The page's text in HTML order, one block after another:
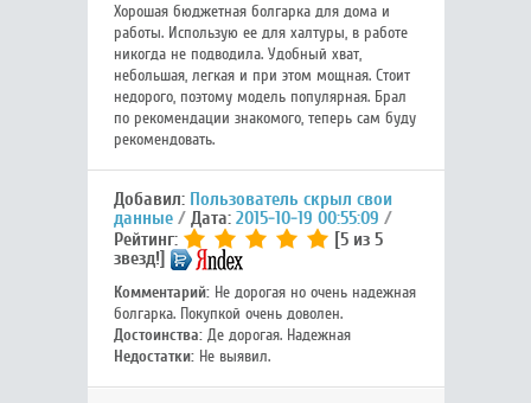
Хорошая бюджетная болгарка для дома и
работы. Использую ее для халтуры, в работе
никогда не подводила. Удобный хват,
небольшая, легкая и при этом мощная. Стоит
недорого, поэтому модель популярная. Брал
по рекомендации знакомого, теперь сам буду
рекомендовать.
Добавил: Пользователь скрыл свои
данные Дата: 2015-10-19 00:55:09
Рейтинг:
[5 из 5
звезд!]
Комментарий:Не дорогая но очень надежная
болгарка. Покупкой очень доволен.
Достоинства:Де дорогая. Надежная
Недостатки:Не выявил.